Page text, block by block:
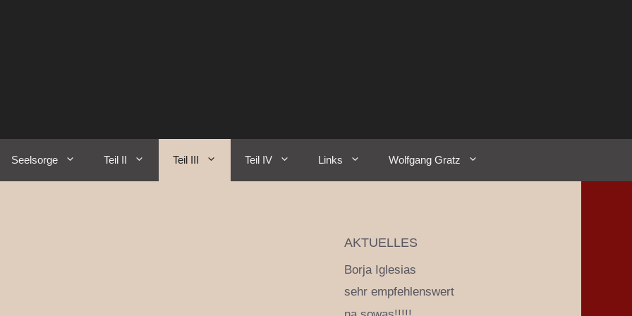
Seelsorge Teil II Teil III Teil IV Links Wolfgang Gratz
AKTUELLES
Borja Iglesias
sehr empfehlenswert